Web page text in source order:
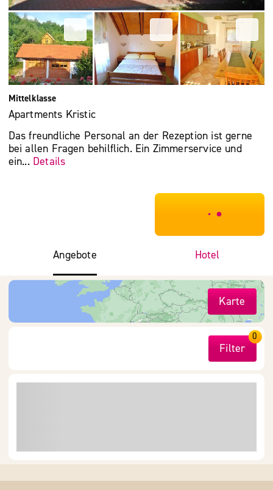
Mittelklasse
Apartments Kristic
Das freundliche Personal an der Rezeption ist gerne
bei allen Fragen behilflich. Ein Zimmerservice und
ein... Details
***************
Angebote Hotel
Karte
Filter
0